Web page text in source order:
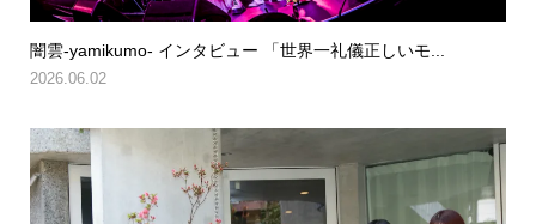
闇雲-yamikumo- インタビュー 「世界一礼儀正しいモ...
2026.06.02